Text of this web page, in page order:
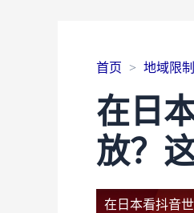
首页 地域限
在日
放？
在日本看抖音